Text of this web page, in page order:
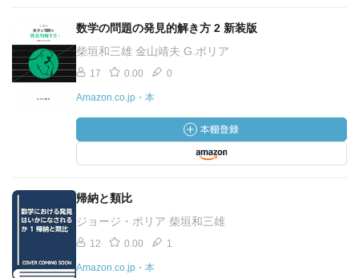
数学の問題の発見的解き方 2 新装版
柴垣和三雄 金山靖夫 G.ポリア
17 0.00 0
Amazon.co.jp・本
帰納と類比
ジョージ・ポリア 柴垣和三雄
12 0.00 1
Amazon.co.jp・本